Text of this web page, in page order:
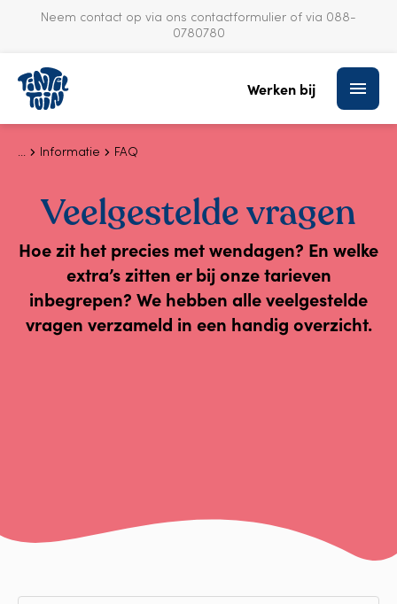
Neem contact op via ons contactformulier of via 088-
0780780
Werken bij
Informatie FAQ
Veelgestelde vragen
Hoe zit het precies met wendagen? En welke
extra’s zitten er bij onze tarieven
inbegrepen? We hebben alle veelgestelde
vragen verzameld in een handig overzicht.